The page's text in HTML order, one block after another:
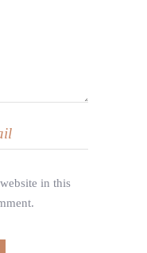
in this